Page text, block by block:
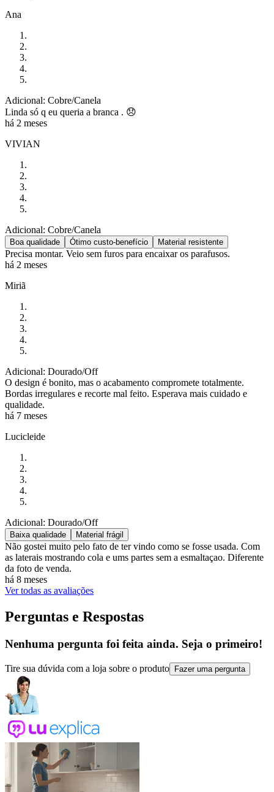
Ana
Adicional: Cobre/Canela
Linda só q eu queria a branca . 😞
há 2 meses
VIVIAN
Adicional: Cobre/Canela
Boa qualidade Ótimo custo-benefício Material resistente
Precisa montar. Veio sem furos para encaixar os parafusos.
há 2 meses
Miriã
Adicional: Dourado/Off
O design é bonito, mas o acabamento compromete totalmente.
Bordas irregulares e recorte mal feito. Esperava mais cuidado e
qualidade.
há 7 meses
Lucicleide
Adicional: Dourado/Off
Baixa qualidade Material frágil
Não gostei muito pelo fato de ter vindo como se fosse usada. Com
as laterais mostrando cola e ums partes sem a esmaltaçao. Diferente
da foto de venda.
há 8 meses
Ver todas as avaliações
Perguntas e Respostas
Nenhuma pergunta foi feita ainda. Seja o primeiro!
Tire sua dúvida com a loja sobre o produto Fazer uma pergunta